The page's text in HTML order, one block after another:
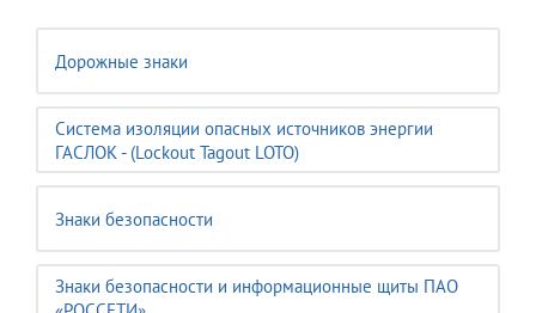
Дорожные знаки
Система изоляции опасных источников энергии
ГАСЛОК - (Lockout Tagout LOTO)
Знаки безопасности
Знаки безопасности и информационные щиты ПАО